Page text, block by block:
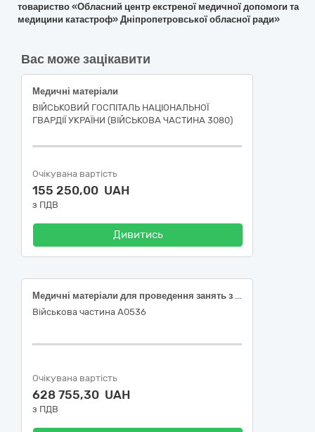
товариство «Обласний центр екстреної медичної допомоги та
медицини катастроф» Дніпропетровської обласної ради»
Вас може зацікавити
Медичні матеріали
ВІЙСЬКОВИЙ ГОСПІТАЛЬ НАЦІОНАЛЬНОЇ
ГВАРДІЇ УКРАЇНИ (ВІЙСЬКОВА ЧАСТИНА 3080)
Очікувана вартість
155 250,00 UAH
з ПДВ
Дивитись
Медичні матеріали для проведення занять з тактичної медицини
Військова частина А0536
Очікувана вартість
628 755,30 UAH
з ПДВ